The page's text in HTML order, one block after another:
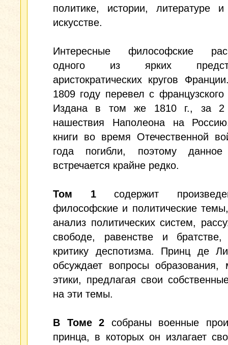
политике, истории, литературе
искусстве.
Интересные философские
одного из ярких
аристократических кругов
1809 году перевел с
Издана в том же 1810 г., за 2
нашествия Наполеона на
книги во время Отечественной
года погибли, поэтому данное
встречается крайне редко.
Том 1содержит
философские и политические
анализ политических систем,
свободе, равенстве и
критику деспотизма. Принц де
обсуждает вопросы образования,
этики, предлагая свои
на эти темы.
В Томе 2 собраны военные
принца, в которых он излагает